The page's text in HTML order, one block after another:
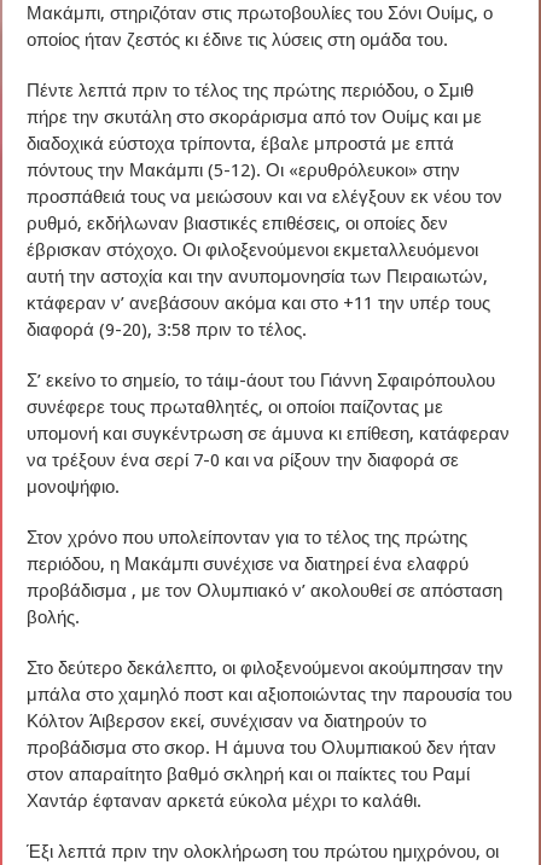
Μακάμπι, στηριζόταν στις πρωτοβουλίες του Σόνι Ουίμς, ο
οποίος ήταν ζεστός κι έδινε τις λύσεις στη ομάδα του.
Πέντε λεπτά πριν το τέλος της πρώτης περιόδου, ο Σμιθ
πήρε την σκυτάλη στο σκοράρισμα από τον Ουίμς και με
διαδοχικά εύστοχα τρίποντα, έβαλε μπροστά με επτά
πόντους την Μακάμπι (5-12). Οι «ερυθρόλευκοι» στην
προσπάθειά τους να μειώσουν και να ελέγξουν εκ νέου τον
ρυθμό, εκδήλωναν βιαστικές επιθέσεις, οι οποίες δεν
έβρισκαν στόχοχο. Οι φιλοξενούμενοι εκμεταλλευόμενοι
αυτή την αστοχία και την ανυπομονησία των Πειραιωτών,
κτάφεραν ν’ ανεβάσουν ακόμα και στο +11 την υπέρ τους
διαφορά (9-20), 3:58 πριν το τέλος.
Σ’ εκείνο το σημείο, το τάιμ-άουτ του Γιάννη Σφαιρόπουλου
συνέφερε τους πρωταθλητές, οι οποίοι παίζοντας με
υπομονή και συγκέντρωση σε άμυνα κι επίθεση, κατάφεραν
να τρέξουν ένα σερί 7-0 και να ρίξουν την διαφορά σε
μονοψήφιο.
Στον χρόνο που υπολείπονταν για το τέλος της πρώτης
περιόδου, η Μακάμπι συνέχισε να διατηρεί ένα ελαφρύ
προβάδισμα , με τον Ολυμπιακό ν’ ακολουθεί σε απόσταση
βολής.
Στο δεύτερο δεκάλεπτο, οι φιλοξενούμενοι ακούμπησαν την
μπάλα στο χαμηλό ποστ και αξιοποιώντας την παρουσία του
Κόλτον Άιβερσον εκεί, συνέχισαν να διατηρούν το
προβάδισμα στο σκορ. Η άμυνα του Ολυμπιακού δεν ήταν
στον απαραίτητο βαθμό σκληρή και οι παίκτες του Ραμί
Χαντάρ έφταναν αρκετά εύκολα μέχρι το καλάθι.
Έξι λεπτά πριν την ολοκλήρωση του πρώτου ημιχρόνου, οι